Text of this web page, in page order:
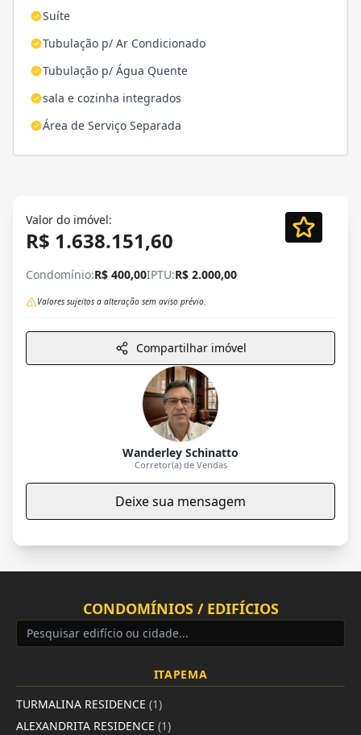
Suíte
Tubulação p/ Ar Condicionado
Tubulação p/ Água Quente
sala e cozinha integrados
Área de Serviço Separada
Valor do imóvel:
R$ 1.638.151,60
Condomínio:R$ 400,00IPTU:R$ 2.000,00
Valores sujeitos a alteração sem aviso prévio.
Compartilhar imóvel
Wanderley Schinatto
Corretor(a) de Vendas
Deixe sua mensagem
CONDOMÍNIOS / EDIFÍCIOS
ITAPEMA
TURMALINA RESIDENCE (1)
ALEXANDRITA RESIDENCE (1)